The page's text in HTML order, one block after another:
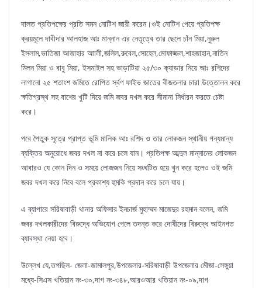
দালত প্রতিপক্ষের প্রতি সমন নোটিশ জারী করেন।ওই নোটিশ পেয়ে প্রতিপক্ষ
ক্রয়মূলে দাবীদার আলহাজ আঃ মান্নান এর নেতৃত্বে তার ছেলে চাঁন মিয়া,নুরুল
ইসলাম,ভাতিজা আজাহার আালী,জলিল,রুবেল,সোহেল,মোফাজ্জল,শাহজাহান,নাতিন
মিলন মিয়া ও বাবু মিয়া, ইসমাইল সহ ভাড়াটিয়া ২৫/৩০ ক্যাডার নিয়ে আঃ রশিদের
লাগানো ২৫ শতাংশ জমিতে রোপিত র্স্বণ ফাইভ জাতের বীজতলার চারা উত্তোলন করে
ক্ষতিগ্রস্থ সহ বাশের খুটি দিয়ে জমি জবর দখল করে সীমানা নির্ধারন করতে চেষ্টা
করে।
পরে পৈতুক সূত্রে প্রাপ্ত ভূমি মালিক আঃ রশিদ ও তার লোকজন স্থানীয় গন্যমান্য
ব্যক্তির অনুরোধে জবর দখল না করে চলে যান। প্রতিপক্ষ আব্দুল মান্নানের লোকজন
আবারও যে কোন দিন ও সময়ে লোজজন নিয়ে সংঘটিত হয়ে খুন করে হলেও ওই জমি
জবর দখল করে নিবে বলে প্রকাশ্য হুমকি প্রদান করে চলে যায়।
এ ব্যাপারে সরিষাবাড়ী থানার অফিসার ইনচার্জ মুহাম্মদ মাজেদুর রহমান বলেন, জমি
জবর দখলকারীদের বিরুদ্ধে অভিযোগ পেলে তদন্ত করে দোষীদের বিরুদ্ধে আইনগত
ব্যাবস্থা নেয়া হবে।
উল্লেখ যে,তপছিল- জেলা-জামালপুর,উপজেলার-সরিষাবাড়ী উপজেলার মৌজা-সেঙ্গুয়া
মধ্যে-সিএস খতিয়ান নং-৩০,দাগ নং-৩৪৮,আরওআর খতিয়ান নং-০৯,দাগ